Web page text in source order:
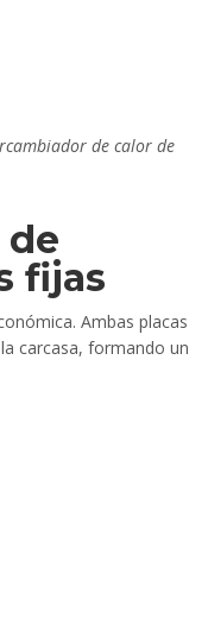
de calor de
fijas
Ambas placas
carcasa, formando un